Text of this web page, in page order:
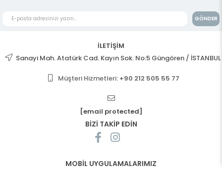
GÖNDER
İLETİŞİM
Sanayi Mah. Atatürk Cad. Kayın Sok. No:5 Güngören / İSTANBUL
Müşteri Hizmetleri: +90 212 505 55 77
[email protected]
BİZİ TAKİP EDİN
MOBİL UYGULAMALARIMIZ